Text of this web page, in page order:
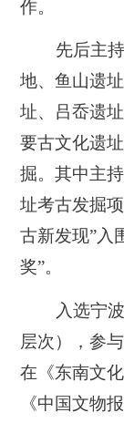
作。
先后主
地、鱼山遗
址、吕岙遗
要古文化遗
掘。其中主
址考古发掘
古新发现”入
奖”。
入选宁
层次），参
在《东南文
《中国文物